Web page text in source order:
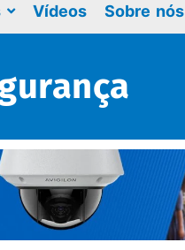
Vídeos Sobre nós